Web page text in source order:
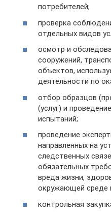
потребителей;
проверка
отдельных видов
осмотр и
сооружений,
объектов,
деятельности по
отбор образцов
(услуг) и
испытаний;
проведение
направленных на
следственных
обязательных
вреда жизни,
окружающей среде
контрольная